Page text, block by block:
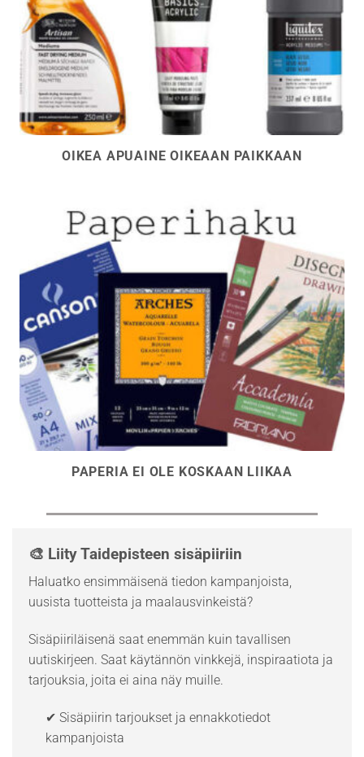
OIKEA APUAINE OIKEAAN PAIKKAAN
PAPERIA EI OLE KOSKAAN LIIKAA
🎨 Liity Taidepisteen sisäpiiriin
Haluatko ensimmäisenä tiedon kampanjoista,
uusista tuotteista ja maalausvinkeistä?
Sisäpiiriläisenä saat enemmän kuin tavallisen
uutiskirjeen. Saat käytännön vinkkejä, inspiraatiota ja
tarjouksia, joita ei aina näy muille.
✔ Sisäpiirin tarjoukset ja ennakkotiedot
kampanjoista